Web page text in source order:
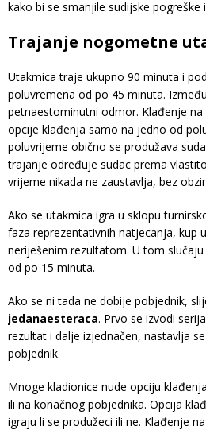
kako bi se smanjile sudijske pogreške
Trajanje nogometne
Utakmica traje ukupno 90 minuta i
poluvremena od po 45 minuta.
petnaestominutni odmor. Klađenje
opcije klađenja samo na jedno od
poluvrijeme obično se produžava
trajanje određuje sudac prema
vrijeme nikada ne zaustavlja, bez
Ako se utakmica igra u sklopu
faza reprezentativnih natjecanja, kup
neriješenim rezultatom. U tom
od po 15 minuta.
Ako se ni tada ne dobije pobjednik,
jedanaesteraca. Prvo se izvodi
rezultat i dalje izjednačen, nastavlja
pobjednik.
Mnoge kladionice nude opciju
ili na konačnog pobjednika. Opcija
igraju li se produžeci ili ne. Klađenje